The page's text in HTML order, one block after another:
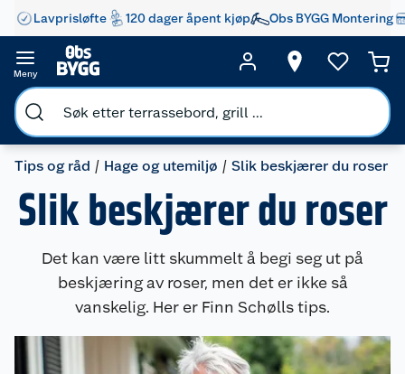
Lavprisløfte 120 dager åpent kjøp Obs BYGG Montering
Meny
Tips og råd Hage og utemiljø Slik beskjærer du roser
Slik beskjærer du roser
Det kan være litt skummelt å begi seg ut på
beskjæring av roser, men det er ikke så
vanskelig. Her er Finn Schølls tips.